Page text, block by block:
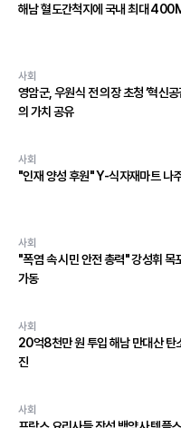
해남 혈도간척지에 국내 최대
사회
영암군, 우원식 전 의장 초청 ‘혁신
의 가치 공유
사회
"인재 양성 후원" Y-식자재마트 나
사회
"폭염 속 시민 안전 총력" 강성휘 목
가동
사회
20억8천만 원 투입 해남 만대산 탄
진
사회